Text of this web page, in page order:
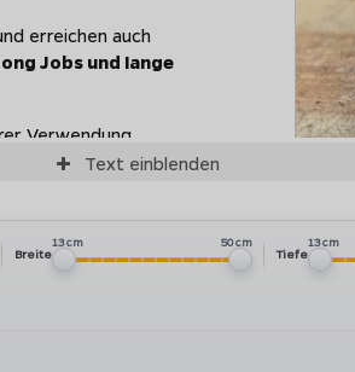
erreichen auch
Jobs und lange
Verwendung
auch bei der
Pressdruck
bzw. die Dichte. Eine
Text einblenden
Breite
13 cm 50 cm
Tiefe
13 cm